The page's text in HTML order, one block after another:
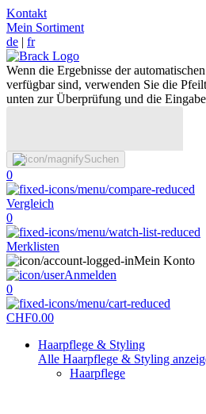
Kontakt
Mein Sortiment
de | fr
Wenn die Ergebnisse der
verfügbar sind, verwenden Sie die
unten zur Überprüfung und die
Suchen
0
Vergleich
0
Merklisten
Mein Konto
Anmelden
0
CHF0.00
Haarpflege & Styling
Alle Haarpflege & Styling
Haarpflege